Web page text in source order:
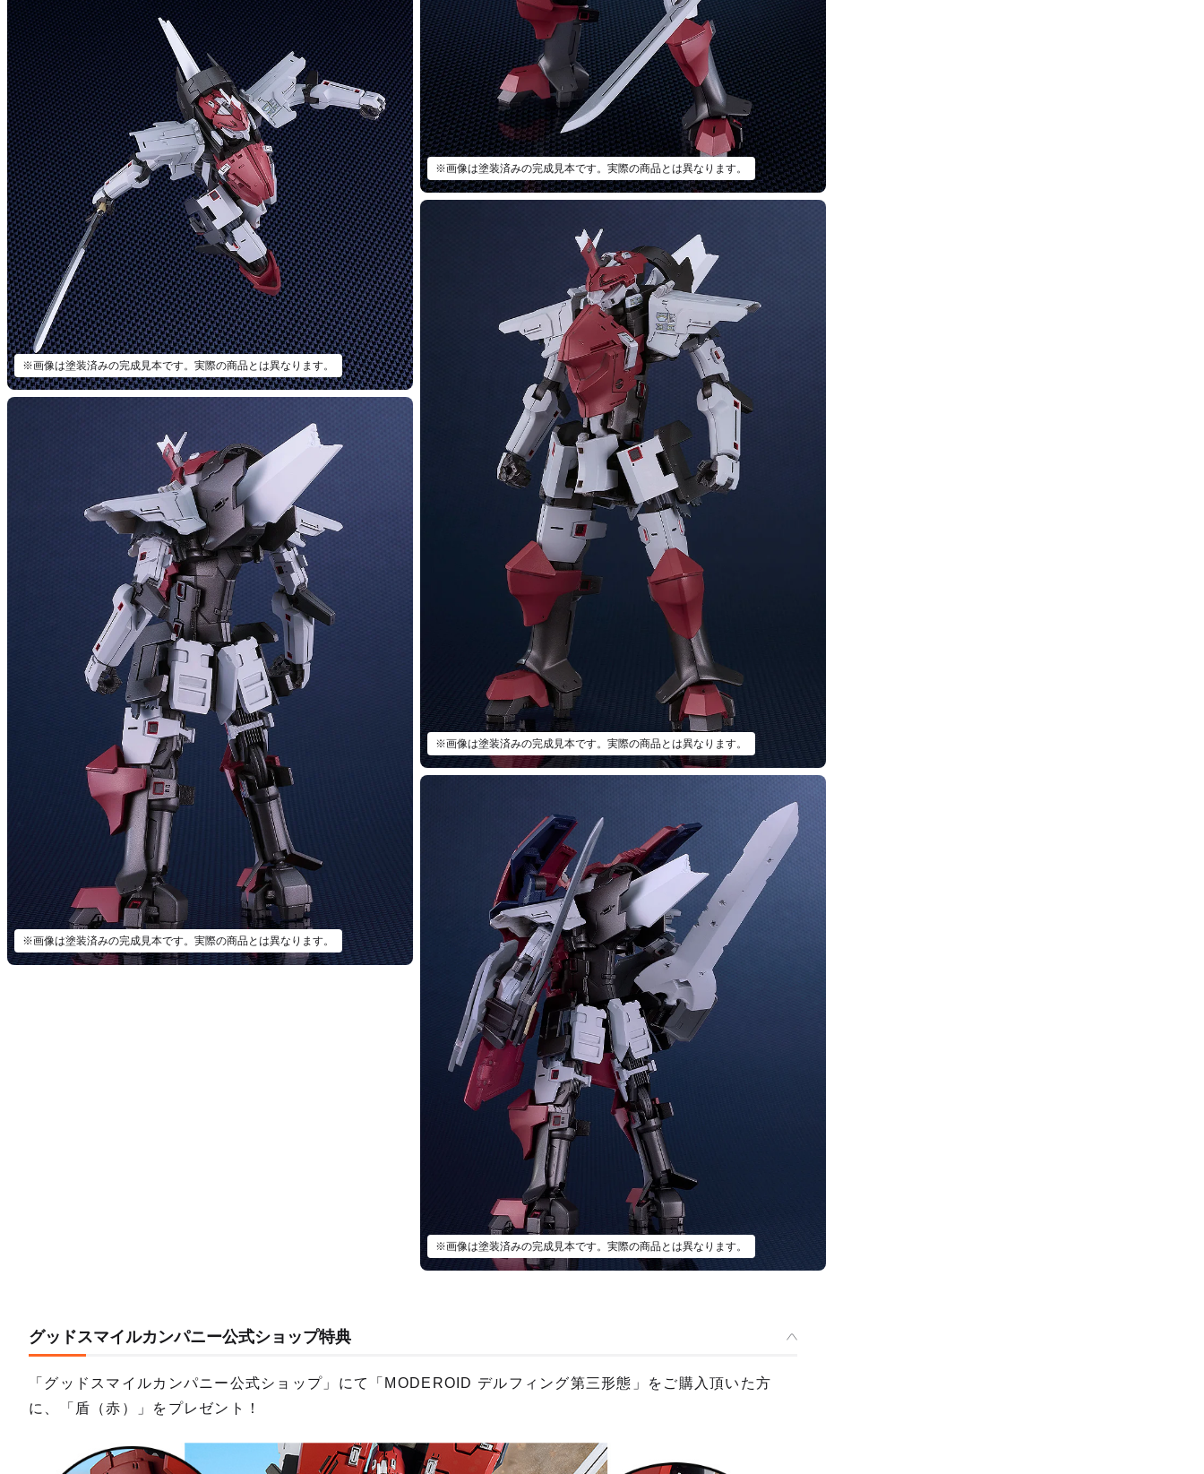
※画像は塗装済みの完成見本です。実際の商品とは異なります。
※画像は塗装済みの完成見本です。実際の商品とは異なります。
※画像は塗装済みの完成見本です。実際の商品とは異なります。
※画像は塗装済みの完成見本です。実際の商品とは異なります。
※画像は塗装済みの完成見本です。実際の商品とは異なります。
グッドスマイルカンパニー公式ショップ特典
「グッドスマイルカンパニー公式ショップ」にて「MODEROID デルフィング第三形態」をご購入頂いた方
に、「盾（赤）」をプレゼント！